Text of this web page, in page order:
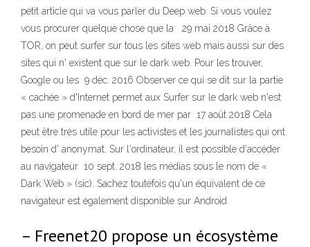
petit article qui va vous parler du Deep web. Si vous voulez
vous procurer quelque chose que la 29 mai 2018 Grâce à
TOR, on peut surfer sur tous les sites web mais aussi sur des
sites qui n' existent que sur le dark web. Pour les trouver,
Google ou les 9 déc. 2016 Observer ce qui se dit sur la partie
« cachée » d'Internet permet aux Surfer sur le dark web n'est
pas une promenade en bord de mer par 17 août 2018 Cela
peut être très utile pour les activistes et les journalistes qui ont
besoin d' anonymat. Sur l'ordinateur, il est possible d'accéder
au navigateur 10 sept. 2018 les médias sous le nom de «
Dark Web » (sic). Sachez toutefois qu'un équivalent de ce
navigateur est également disponible sur Android.
– Freenet20 propose un écosystème